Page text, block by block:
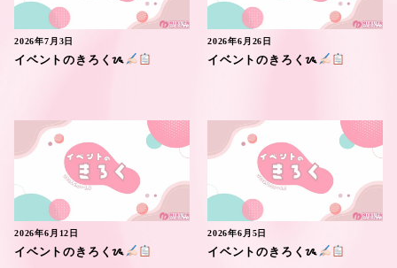
イベントのきろくᝰ
2026年7月3日
イベントのきろくᝰ
2026年6月26日
イベントのきろくᝰ
2026年6月12日
イベントのきろくᝰ
2026年6月5日